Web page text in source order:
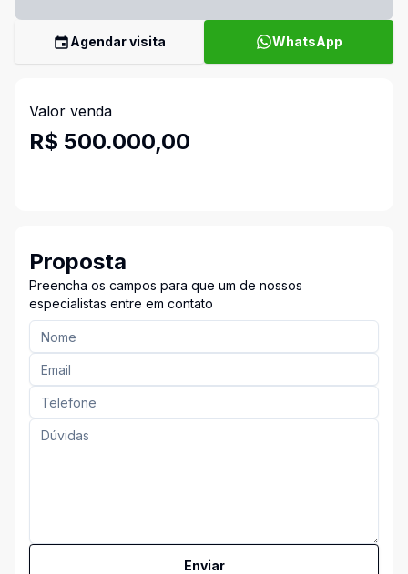
Agendar visita WhatsApp
Valor venda
R$ 500.000,00
Proposta
Preencha os campos para que um de nossos
especialistas entre em contato
Enviar